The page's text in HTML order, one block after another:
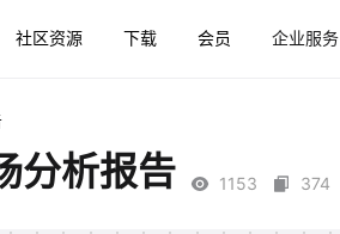
社区资源 下载 会员 企业服务
分析报告 1153 374